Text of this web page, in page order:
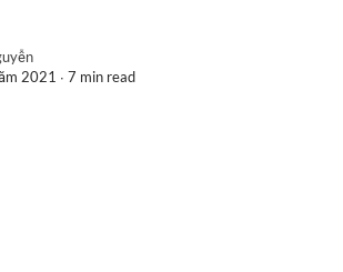
2021 ∙7 min read